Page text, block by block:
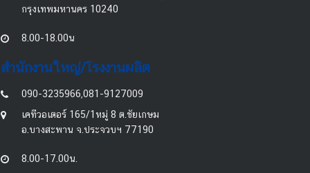
กรุงเทพมหานคร 10240
8.00-18.00น
สำนักงานใหญ่/โรงงานผลิต
090-3235966,081-9127009
เคทีวอเตอร์ 165/1หมู่ 8 ต.ชัยเกษม
อ.บางสะพาน จ.ประจวบฯ 77190
8.00-17.00น.